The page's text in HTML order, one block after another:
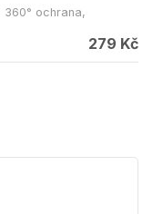
360° ochrana,
279 Kč